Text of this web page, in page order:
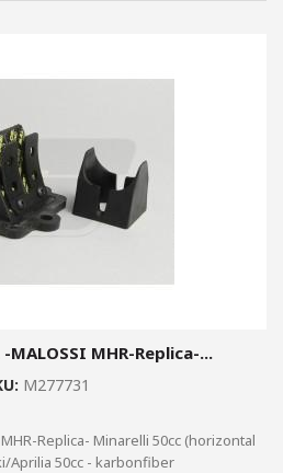
MALOSSI MHR-Replica-...
M277731
Replica- Minarelli 50cc (horizontal
Aprilia 50cc - karbonfiber